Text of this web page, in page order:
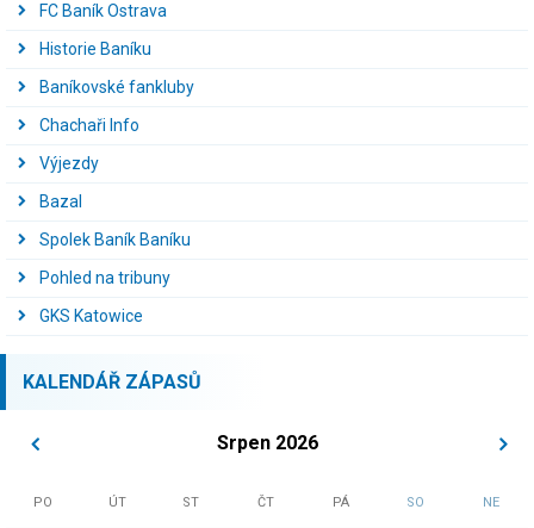
FC Baník Ostrava
Historie Baníku
Baníkovské fankluby
Chachaři Info
Výjezdy
Bazal
Spolek Baník Baníku
Pohled na tribuny
GKS Katowice
KALENDÁŘ ZÁPASŮ
Srpen 2026
PO ÚT ST ČT PÁ SO NE